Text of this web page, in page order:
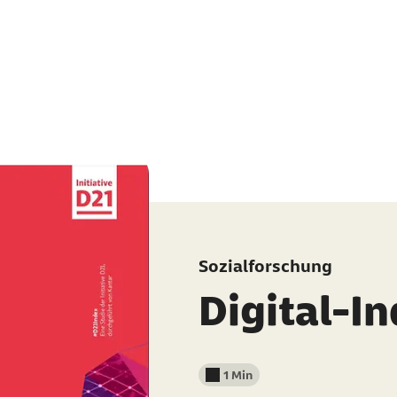
Sozialforschung
Digital-
Lesedauer weniger als
1 Min